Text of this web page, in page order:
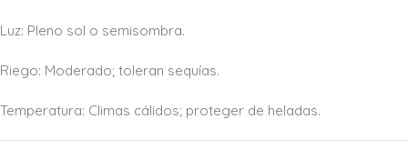
Luz: Pleno sol o semisombra.
Riego: Moderado; toleran sequías.
Temperatura: Climas cálidos; proteger de heladas.